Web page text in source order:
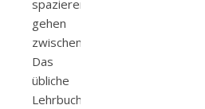
spazieren
gehen
zwischendurch.
Das
übliche
Lehrbuchprogamm.